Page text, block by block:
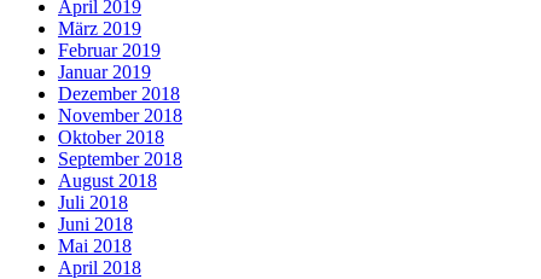
April 2019
März 2019
Februar 2019
Januar 2019
Dezember 2018
November 2018
Oktober 2018
September 2018
August 2018
Juli 2018
Juni 2018
Mai 2018
April 2018